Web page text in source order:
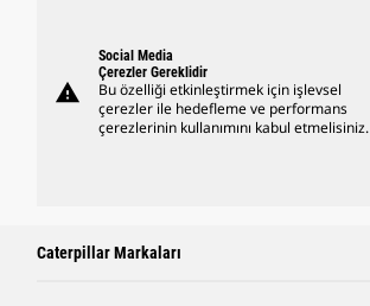
warning
Social Media
Çerezler Gereklidir
Bu özelliği etkinleştirmek için işlevsel
çerezler ile hedefleme ve performans
çerezlerinin kullanımını kabul etmelisiniz.
Caterpillar Markaları